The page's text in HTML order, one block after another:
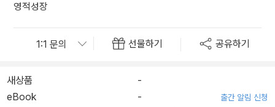
영적성장
선물하기 공유하기
새상품
-
eBook
- 출간 알림 신청